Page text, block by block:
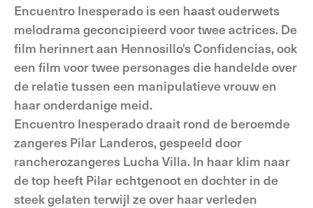
Encuentro Inesperado is een haast ouderwets
melodrama geconcipieerd voor twee actrices. De
film herinnert aan Hennosillo's Confidencias, ook
een film voor twee personages die handelde over
de relatie tussen een manipulatieve vrouw en
haar onderdanige meid.
Encuentro Inesperado draait rond de beroemde
zangeres Pilar Landeros, gespeeld door
rancherozangeres Lucha Villa. In haar klim naar
de top heeft Pilar echtgenoot en dochter in de
steek gelaten terwijl ze over haar verleden